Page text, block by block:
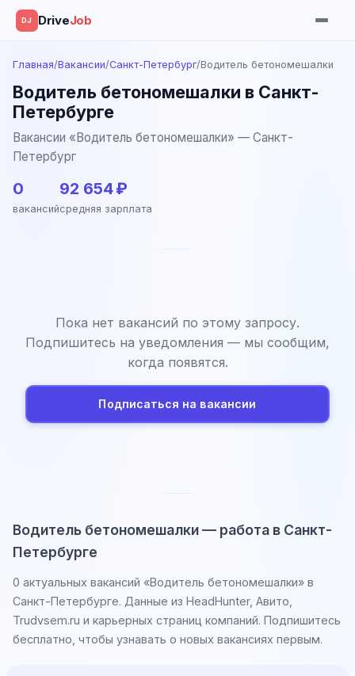
DJ DriveJob
Главная/Вакансии/Санкт-Петербург/Водитель бетономешалки
Водитель бетономешалки в Санкт-
Петербурге
Вакансии «Водитель бетономешалки» — Санкт-
Петербург
0
вакансий
92 654 ₽
средняя зарплата
Пока нет вакансий по этому запросу.
Подпишитесь на уведомления — мы сообщим,
когда появятся.
Подписаться на вакансии
Водитель бетономешалки — работа в Санкт-
Петербурге
0 актуальных вакансий «Водитель бетономешалки» в
Санкт-Петербурге. Данные из HeadHunter, Авито,
Trudvsem.ru и карьерных страниц компаний. Подпишитесь
бесплатно, чтобы узнавать о новых вакансиях первым.